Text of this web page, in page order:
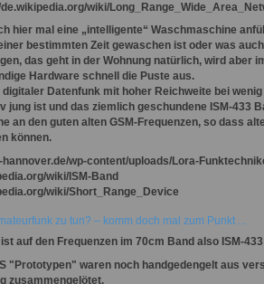
wiki/
hier mal eine „intelligente“ Waschmaschine
bestimmten Zeit gewaschen ist oder was
das geht in der Wohnung natürlich, wird
Hardware schnell die Puste aus.
digitaler Datenfunk mit hoher Reichweite bei
jung ist und das ziemlich geschundene ISM-433
an den guten alten GSM-Frequenzen, so dass
können.
wp-content/uploads/Lora-
wiki/ISM-Band
wiki/Short_Range_Device
zu tun? – komm doch mal zum Punkt ...
auf den Frequenzen im 70cm Band also ISM-
"Prototypen" waren noch handgedengelt aus
zusammengelötet.